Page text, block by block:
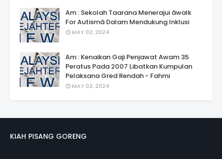
Am : Sekolah Taarana Menerajui âwalk
For Autismâ Dalam Mendukung Inklusi
MAY 02, 2024
Am : Kenaikan Gaji Penjawat Awam 35
Peratus Pada 2007 Libatkan Kumpulan
Pelaksana Gred Rendah - Fahmi
MAY 02, 2024
KIAH PISANG GORENG